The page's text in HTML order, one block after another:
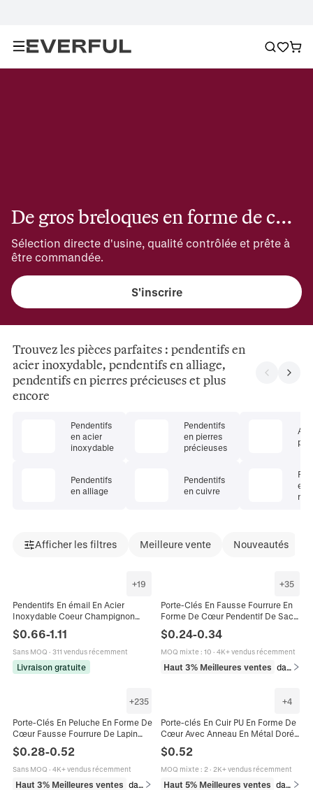
De gros breloques en forme de cœur
Sélection directe d'usine, qualité contrôlée et prête à
être commandée.
S'inscrire
Trouvez les pièces parfaites : pendentifs en
acier inoxydable, pendentifs en alliage,
pendentifs en pierres précieuses et plus
encore
Pendentifs
en acier
inoxydable
Pendentifs
en alliage
Pendentifs
en pierres
précieuses
Pendentifs
en cuivre
en
Afficher les filtres Meilleure vente Nouveautés
+19
Pendentifs En émail En Acier
Inoxydable Coeur Champignon
Serpent étoile Lune Forme DIY
Bijoux Faire Charms Pour Colliers
Boucles
$0.66-1.11
Sans MOQ · 311 vendus récemment
Livraison gratuite
+35
Porte-Clés En Fausse Fourrure En
Forme De Cœur Pendentif De Sac
Doux Et Moelleux Avec Fermoir
Mousqueton En Alliage Pour
Femmes Filles Cadeau
$0.24-0.34
MOQ mixte: 10 · 4K+ vendus récemment
Haut 3% Meilleures ventes dans Porte-clés
+235
Porte-Clés En Peluche En Forme De
Cœur Fausse Fourrure De Lapin
Charme De Sac Pendentif Voiture
Anneau Cadeau
$0.28-0.52
Sans MOQ · 4K+ vendus récemment
Haut 3% Meilleures ventes dans Porte-clés
+4
Porte-clés En Cuir PU En Forme De
Cœur Avec Anneau En Métal Doré
Charme De Sac Accessoire De
Voiture Pour Femmes
$0.52
MOQ mixte: 2· 2K+ vendus récemment
Haut 5% Meilleures ventes dans Porte-clés